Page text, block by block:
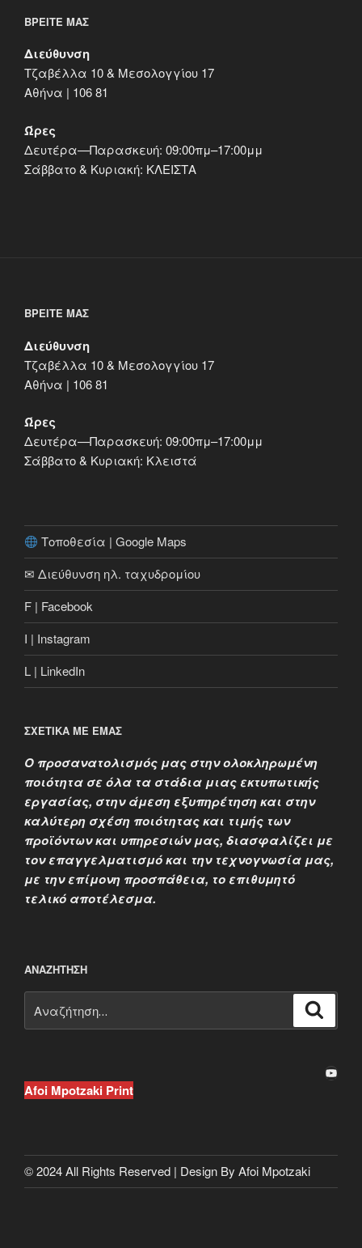
ΒΡΕΊΤΕ ΜΑΣ
Διεύθυνση
Τζαβέλλα 10 & Μεσολογγίου 17
Αθήνα | 106 81
Ώρες
Δευτέρα—Παρασκευή: 09:00πμ–17:00μμ
Σάββατο & Κυριακή: ΚΛΕΙΣΤΑ
ΒΡΕΊΤΕ ΜΑΣ
Διεύθυνση
Τζαβέλλα 10 & Μεσολογγίου 17
Αθήνα | 106 81
Ώρες
Δευτέρα—Παρασκευή: 09:00πμ–17:00μμ
Σάββατο & Κυριακή: Κλειστά
Τοποθεσία | Google Maps
✉ Διεύθυνση ηλ. ταχυδρομίου
F | Facebook
I | Instagram
L | LinkedIn
ΣΧΕΤΙΚΑ ΜΕ ΕΜΑΣ
Ο προσανατολισμός μας στην ολοκληρωμένη
ποιότητα σε όλα τα στάδια μιας εκτυπωτικής
εργασίας, στην άμεση εξυπηρέτηση και στην
καλύτερη σχέση ποιότητας και τιμής των
προϊόντων και υπηρεσιών μας, διασφαλίζει με
τον επαγγελματισμό και την τεχνογνωσία μας,
με την επίμονη προσπάθεια, το επιθυμητό
τελικό αποτέλεσμα.
ΑΝΑΖΉΤΗΣΗ
για:
YouTube
Afoi Mpotzaki Print
© 2024 All Rights Reserved | Design By Afoi Mpotzaki